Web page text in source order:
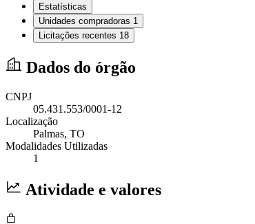
Estatísticas
Unidades compradoras 1
Licitações recentes 18
Dados do órgão
CNPJ
05.431.553/0001-12
Localização
Palmas, TO
Modalidades Utilizadas
1
Atividade e valores